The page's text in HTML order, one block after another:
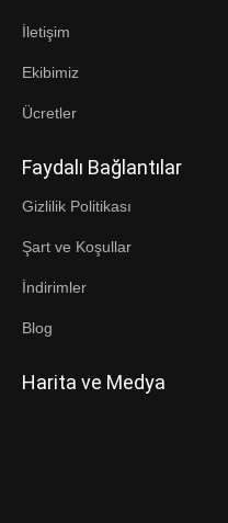
İletişim
Ekibimiz
Ücretler
Faydalı Bağlantılar
Gizlilik Politikası
Şart ve Koşullar
İndirimler
Blog
Harita ve Medya